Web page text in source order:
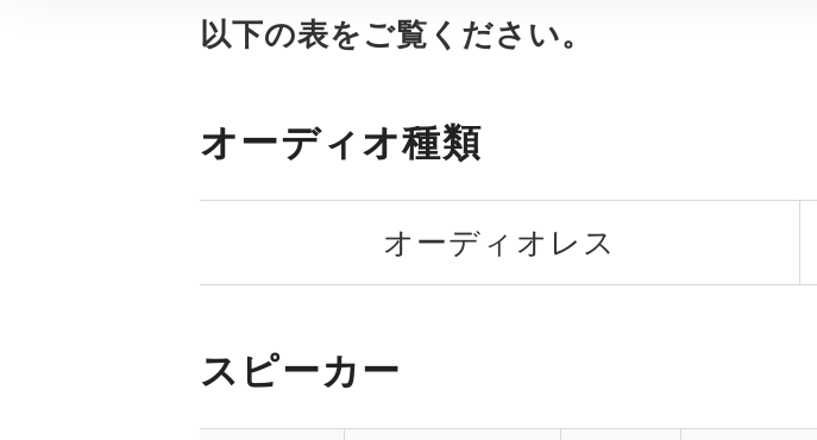
以下の表をご覧ください。
オーディオ種類
オーディオレス
スピーカー